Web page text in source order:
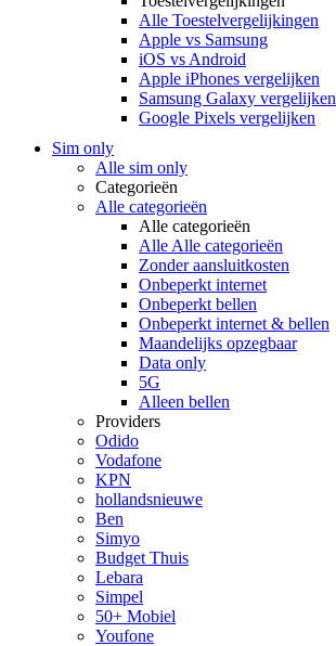
Alle Toestelvergelijkingen
Apple vs Samsung
iOS vs Android
Apple iPhones vergelijken
Samsung Galaxy vergelijken
Google Pixels vergelijken
Sim only
Alle sim only
Categorieën
Alle categorieën
Alle categorieën
Alle Alle categorieën
Zonder aansluitkosten
Onbeperkt internet
Onbeperkt bellen
Onbeperkt internet & bellen
Maandelijks opzegbaar
Data only
5G
Alleen bellen
Providers
Odido
Vodafone
KPN
hollandsnieuwe
Ben
Simyo
Budget Thuis
Lebara
Simpel
50+ Mobiel
Youfone